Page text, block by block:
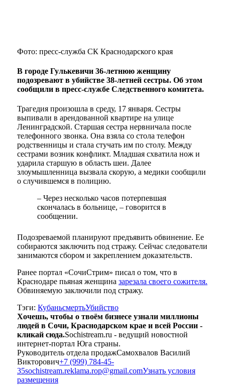
Фото: пресс-служба СК Краснодарского края
В городе Гулькевичи 36-летнюю женщину
подозревают в убийстве 38-летней сестры. Об этом
сообщили в пресс-службе Следственного комитета.
Трагедия произошла в среду, 17 января. Сестры
выпивали в арендованной квартире на улице
Ленинградской. Старшая сестра нервничала после
телефонного звонка. Она взяла со стола телефон
родственницы и стала стучать им по столу. Между
сестрами возник конфликт. Младшая схватила нож и
ударила старшую в область шеи. Далее
злоумышленница вызвала скорую, а медики сообщили
о случившемся в полицию.
– Через несколько часов потерпевшая
скончалась в больнице, – говорится в
сообщении.
Подозреваемой планируют предъявить обвинение. Ее
собираются заключить под стражу. Сейчас следователи
занимаются сбором и закреплением доказательств.
Ранее портал «СочиСтрим» писал о том, что в
Краснодаре пьяная женщина зарезала своего сожителя.
Обвиняемую заключили под стражу.
Тэги: КубаньсмертьУбийство
Хочешь, чтобы о твоём бизнесе узнали миллионы
людей в Сочи, Краснодарском крае и всей России -
кликай сюда.Sochistream.ru - ведущий новостной
интернет-портал Юга страны.
Руководитель отдела продажСамохвалов Василий
Викторович+7 (999) 784-45-
35sochistream.reklama.rop@gmail.comУзнать условия
размещения